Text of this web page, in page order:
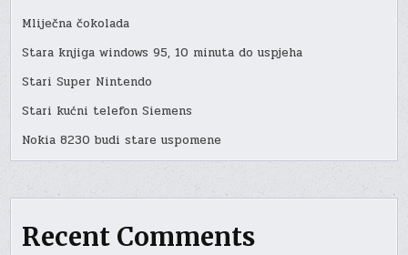
Mliječna čokolada
Stara knjiga windows 95, 10 minuta do uspjeha
Stari Super Nintendo
Stari kućni telefon Siemens
Nokia 8230 budi stare uspomene
Recent Comments